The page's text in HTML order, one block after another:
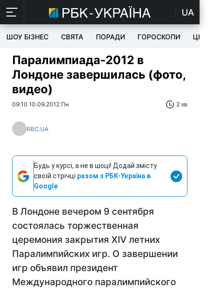
UA
ШОУ БІЗНЕС СВЯТА ПОРАДИ ГОРОСКОПИ ЦІКАВЕ
Паралимпиада-2012 в
Лондоне завершилась (фото,
видео)
09:10 10.09.2012 Пн 2 хв
RBC.UA
Будь у курсі, а не в шоці! Додай змісту
своїй стрічці разом з РБК-Україна в
Google
В Лондоне вечером 9 сентября
состоялась торжественная
церемония закрытия XIV летних
Паралимпийских игр. О завершении
игр объявил президент
Международного паралимпийского